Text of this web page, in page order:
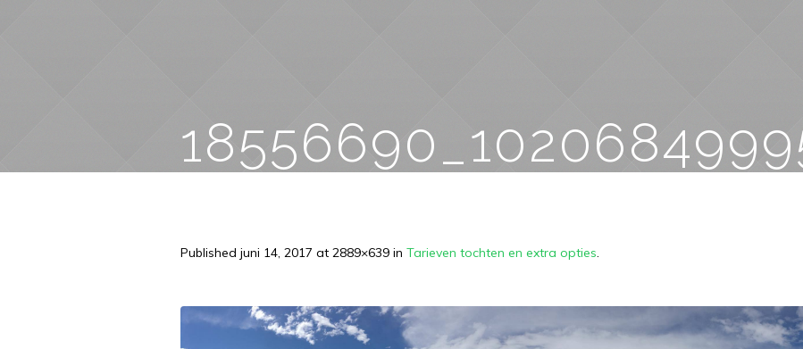
Published juni 14, 2017 at 2889×639 in Tarieven tochten en extra opties.